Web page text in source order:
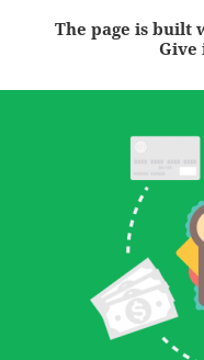
The page is built
Give